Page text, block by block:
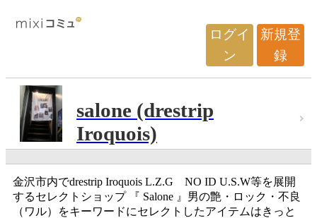
ログイ
ン
新規登
録
salone (drestrip
Iroquois)
金沢市内でdrestrip Iroquois L.Z.G NO ID U.S.W等を展開
するセレクトショップ 『 Salone 』男の艶・ロック・不良
（ワル）をキーワードにセレクトしたアイテムはきっと